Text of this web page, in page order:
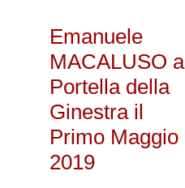
Emanuele
MACALUSO a
Portella della
Ginestra il
Primo Maggio
2019